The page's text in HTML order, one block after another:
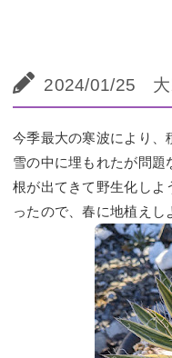
2024/01/25 大
今季最大の寒波により、
雪の中に埋もれたが問題
根が出てきて野生化し
ったので、春に地植えし